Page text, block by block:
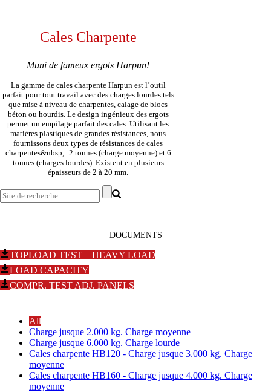
Cales Charpente
Muni de fameux ergots Harpun!
La gamme de cales charpente Harpun est l’outil
parfait pour tout travail avec des charges lourdes tels
que mise à niveau de charpentes, calage de blocs
béton ou hourdis. Le design ingénieux des ergots
permet un empilage parfait des cales. Utilisant les
matières plastiques de grandes résistances, nous
fournissons deux types de résistances de cales
charpentes&nbsp;: 2 tonnes (charge moyenne) et 6
tonnes (charges lourdes). Existent en plusieurs
épaisseurs de 2 à 20 mm.
DOCUMENTS
TOPLOAD TEST – HEAVY LOAD
LOAD CAPACITY
COMPR. TEST ADJ. PANELS
All
Charge jusque 2.000 kg. Charge moyenne
Charge jusque 6.000 kg. Charge lourde
Cales charpente HB120 - Charge jusque 3.000 kg. Charge
moyenne
Cales charpente HB160 - Charge jusque 4.000 kg. Charge
moyenne